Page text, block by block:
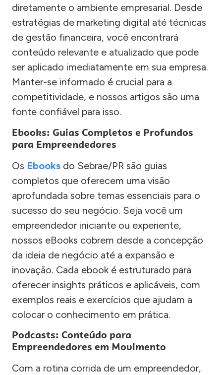
diretamente o ambiente empresarial. Desde
estratégias de marketing digital até técnicas
de gestão financeira, você encontrará
conteúdo relevante e atualizado que pode
ser aplicado imediatamente em sua empresa.
Manter-se informado é crucial para a
competitividade, e nossos artigos são uma
fonte confiável para isso.
Ebooks: Guias Completos e Profundos
para Empreendedores
Os Ebooks do Sebrae/PR são guias
completos que oferecem uma visão
aprofundada sobre temas essenciais para o
sucesso do seu negócio. Seja você um
empreendedor iniciante ou experiente,
nossos eBooks cobrem desde a concepção
da ideia de negócio até a expansão e
inovação. Cada ebook é estruturado para
oferecer insights práticos e aplicáveis, com
exemplos reais e exercícios que ajudam a
colocar o conhecimento em prática.
Podcasts: Conteúdo para
Empreendedores em Movimento
Com a rotina corrida de um empreendedor,